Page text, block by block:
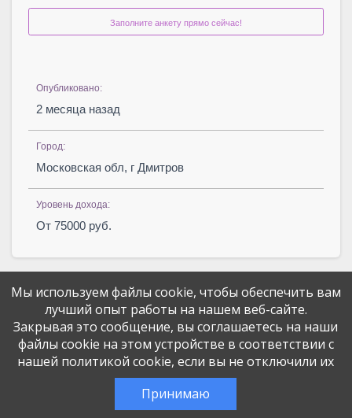
Заполните анкету прямо сейчас!
Опубликовано:
2 месяца назад
Город:
Московская обл, г Дмитров
Уровень дохода:
От 75000 руб.
Поделитесь вакансией с друзьями
Мы используем файлы cookie, чтобы обеспечить вам
лучший опыт работы на нашем веб-сайте.
Закрывая это сообщение, вы соглашаетесь на наши
файлы cookie на этом устройстве в соответствии с
нашей политикой cookie, если вы не отключили их
Принимаю